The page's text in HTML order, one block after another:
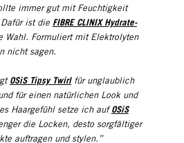
immer gut mit Feuchtigkeit
Dafür ist die FIBRE CLINIX Hydrate-
Wahl. Formuliert mit Elektrolyten
nicht sagen.
OSiS Tipsy Twirlfür unglaublich
für einen natürlichen Look und
Haargefühl setze ich aufOSiS
die Locken, desto sorgfältiger
auftragen und stylen. ”